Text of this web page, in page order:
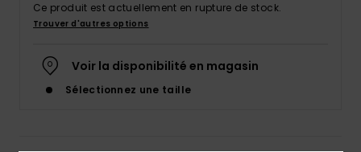
Ce produit est actuellement en rupture de stock.
Trouver d'autres options
Voir la disponibilité en magasin
Sélectionnez une taille